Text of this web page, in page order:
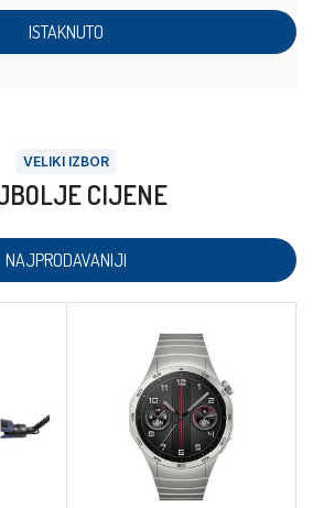
ISTAKNUTO
VELIKI IZBOR
CIJENE
NAJPRODAVANIJI